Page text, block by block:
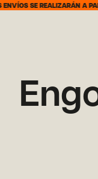
SE REALIZARÁN A